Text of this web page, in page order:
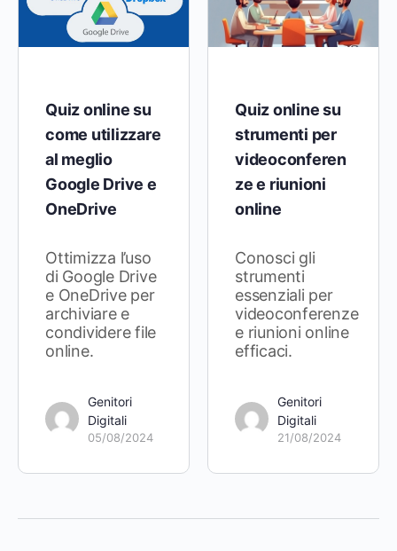
Quiz online su
come utilizzare
al meglio
Google Drive e
OneDrive
Ottimizza l’uso
di Google Drive
e OneDrive per
archiviare e
condividere file
online.
Genitori
Digitali
05/08/2024
Quiz online su
strumenti per
videoconferen
ze e riunioni
online
Conosci gli
strumenti
essenziali per
videoconferenze
e riunioni online
efficaci.
Genitori
Digitali
21/08/2024